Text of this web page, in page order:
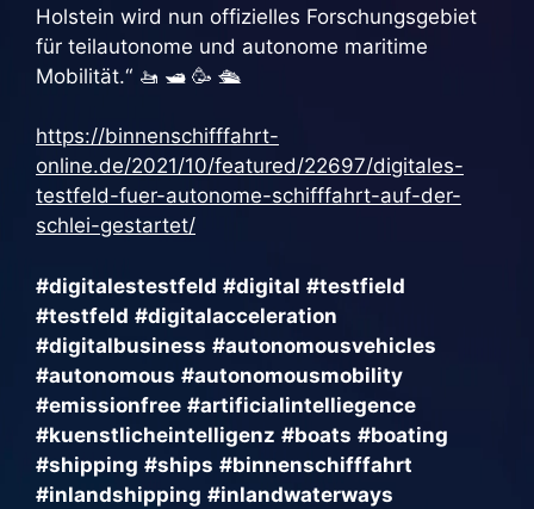
Holstein wird nun offizielles Forschungsgebiet
für teilautonome und autonome maritime
Mobilität.“ 🚤 🛥 🥳 🛳
https://binnenschifffahrt-
online.de/2021/10/featured/22697/digitales-
testfeld-fuer-autonome-schifffahrt-auf-der-
schlei-gestartet/
#digitalestestfeld #digital #testfield
#testfeld #digitalacceleration
#digitalbusiness #autonomousvehicles
#autonomous #autonomousmobility
#emissionfree #artificialintelliegence
#kuenstlicheintelligenz #boats #boating
#shipping #ships #binnenschifffahrt
#inlandshipping #inlandwaterways